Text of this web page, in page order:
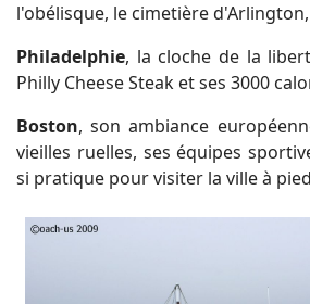
l'obélisque, le cimetière
Philadelphie, la cloche de la
Philly Cheese Steak et ses 3000
Boston, son ambiance
vieilles ruelles, ses équipes
si pratique pour visiter la ville à